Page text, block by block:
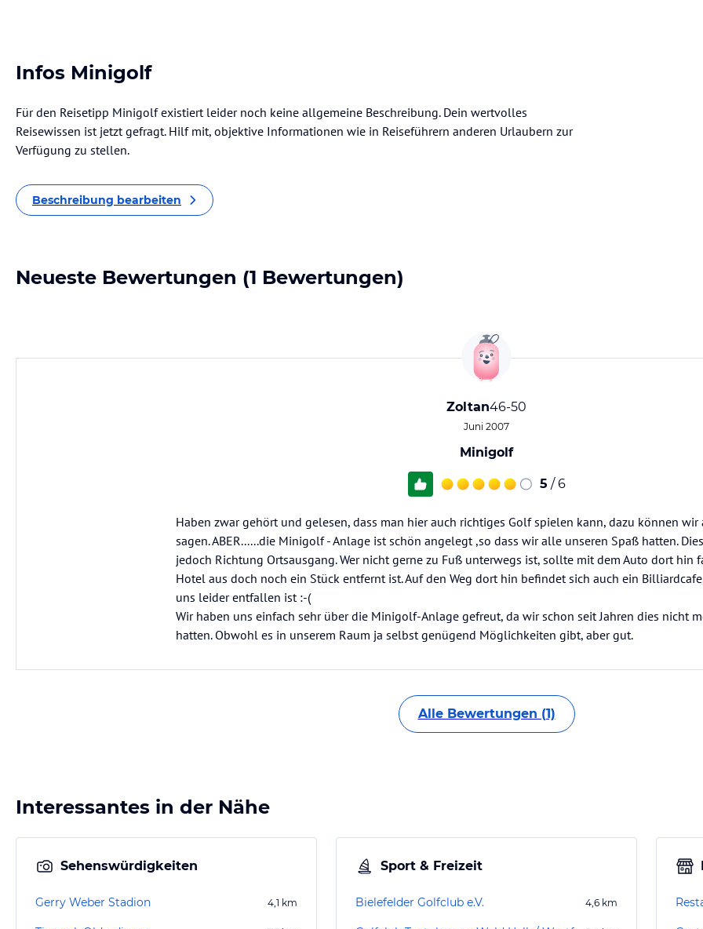
Infos Minigolf
Für den Reisetipp Minigolf existiert leider noch keine allgemeine Beschreibung. Dein wertvolles
Reisewissen ist jetzt gefragt. Hilf mit, objektive Informationen wie in Reiseführern anderen Urlaubern zur
Verfügung zu stellen.
Beschreibung bearbeiten
Neueste Bewertungen (1 Bewertungen)
Zoltan46-50
Juni 2007
Minigolf
5 / 6
Haben zwar gehört und gelesen, dass man hier auch richtiges Golf spielen kann, dazu können
sagen. ABER......die Minigolf - Anlage ist schön angelegt ,so dass wir alle unseren Spaß hatten.
jedoch Richtung Ortsausgang. Wer nicht gerne zu Fuß unterwegs ist, sollte mit dem Auto dort hin
Hotel aus doch noch ein Stück entfernt ist. Auf den Weg dort hin befindet sich auch ein
uns leider entfallen ist :-(
Wir haben uns einfach sehr über die Minigolf-Anlage gefreut, da wir schon seit Jahren dies nicht
hatten. Obwohl es in unserem Raum ja selbst genügend Möglichkeiten gibt, aber gut.
Alle Bewertungen (1)
Interessantes in der Nähe
Sehenswürdigkeiten
Gerry Weber Stadion 4,1 km
Sport & Freizeit
Bielefelder Golfclub e.V. 4,6 km